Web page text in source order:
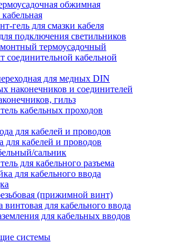
обжимная
гель для смазки кабеля
подключения светильников
термоусадочный
соединительной кабельной
для медных DIN
наконечников и соединителей
гильз
кабельных проходов
для кабелей и проводов
сальник
для кабельного разъема
для кабельного ввода
(прижимной винт)
винтовая для кабельного ввода
для кабельных вводов